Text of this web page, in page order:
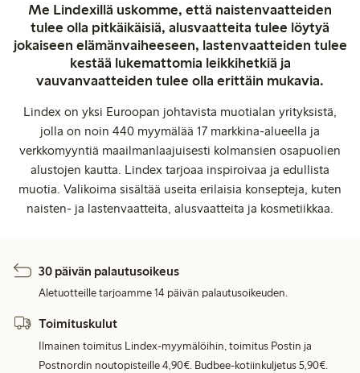
Me Lindexillä uskomme, että naistenvaatteiden
tulee olla pitkäikäisiä, alusvaatteita tulee löytyä
jokaiseen elämänvaiheeseen, lastenvaatteiden tulee
kestää lukemattomia leikkihetkiä ja
vauvanvaatteiden tulee olla erittäin mukavia.
Lindex on yksi Euroopan johtavista muotialan yrityksistä,
jolla on noin 440 myymälää 17 markkina-alueella ja
verkkomyyntiä maailmanlaajuisesti kolmansien osapuolien
alustojen kautta. Lindex tarjoaa inspiroivaa ja edullista
muotia. Valikoima sisältää useita erilaisia konsepteja, kuten
naisten- ja lastenvaatteita, alusvaatteita ja kosmetiikkaa.
30 päivän palautusoikeus
Aletuotteille tarjoamme 14 päivän palautusoikeuden.
Toimituskulut
Ilmainen toimitus Lindex-myymälöihin, toimitus Postin ja
Postnordin noutopisteille 4,90€. Budbee-kotiinkuljetus 5,90€.